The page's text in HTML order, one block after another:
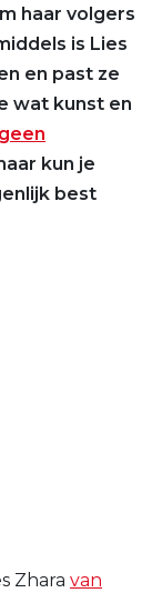
haar volgers
is Lies
en past ze
wat kunst en
geen
kun je
best
Zhara van